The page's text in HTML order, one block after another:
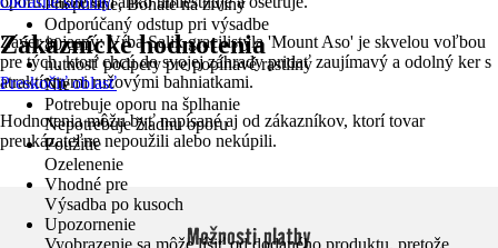
Priepustné, Bohaté na živiny
Odporúčaný odstup pri výsadbe
80 cm
nutnosť podpery pre popínavé rastliny
Nie
Potrebuje oporu na šplhanie
Nepotrebuje žiadnu oporu
Použitie
Ozelenenie
Vhodné pre
Výsadba po kusoch
Upozornenie
Vyobrazenie sa môže líšiť od dodaného produktu, pretože
Záver je jasný: Vŕba Salix gracilistyla 'Mount Aso' je skvelou voľbou
pre tých, ktorí chcú do svojej záhrady pridať zaujímavý a odolný ker s
atraktívnymi ružovými bahniatkami.
Zákaznícke hodnotenia
Preskočiť oblasť
Hodnotenia môžu byť napísané aj od zákazníkov, ktorí tovar
preukázateľne nepoužili alebo nekúpili.
Možnosti platby